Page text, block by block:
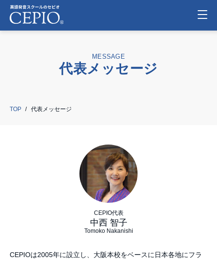
MESSAGE
代表メッセージ
TOP 代表メッセージ
CEPIO代表
中西 智子
Tomoko Nakanishi
CEPIOは2005年に設立し、 大阪本校をベースに日本各地にフラ